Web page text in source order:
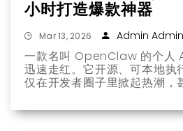
小时打造爆款神器
Mar 13, 2026 Admin Admin
一款名叫 OpenClaw 的个人
迅速走红。它开源、可本地执
仅在开发者圈子里掀起热潮，
是背后的创造者是一位名叫
连续创业者。